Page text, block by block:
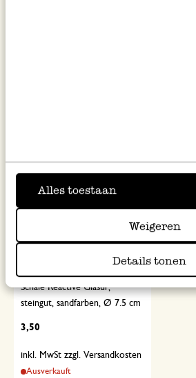
Alles toestaan
Weigeren
Details tonen
Schale Reactive Glasur,
steingut, sandfarben, Ø 7.5 cm
3,50
inkl. MwSt zzgl. Versandkosten
Ausverkauft